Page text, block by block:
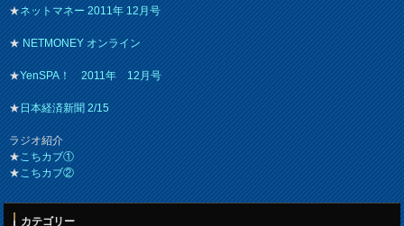
★ネットマネー 2011年 12月号
★NETMONEY オンライン
★YenSPA！ 2011年 12月号
★日本経済新聞 2/15
ラジオ紹介
★こちカブ①
★こちカブ②
カテゴリー